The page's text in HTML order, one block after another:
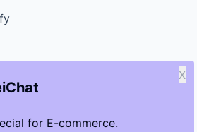
for E-commerce.
X